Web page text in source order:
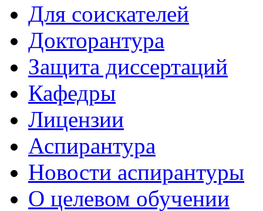
Для соискателей
Докторантура
Защита диссертаций
Кафедры
Лицензии
Аспирантура
Новости аспирантуры
О целевом обучении